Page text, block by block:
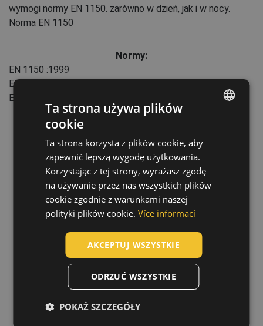
wymogi normy EN 1150. zarówno w dzień, jak i w nocy.
Norma EN 1150
Normy:
EN 1150 :1999
EN 13356
EN 340
CZECH
SLOVAK
DUTCH
LATVIAN
Ta strona używa plików
cookie
Ta strona korzysta z plików cookie, aby
zapewnić lepszą wygodę użytkowania.
Korzystając z tej strony, wyrażasz zgodę
na używanie przez nas wszystkich plików
cookie zgodnie z warunkami naszej
polityki plików cookie. Více informací
AKCEPTUJ WSZYSTKIE
ODRZUĆ WSZYSTKIE
POKAŻ SZCZEGÓŁY